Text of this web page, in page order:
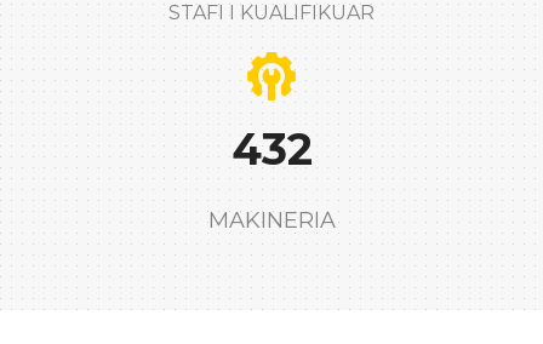
STAFI I KUALIFIKUAR
432
MAKINERIA